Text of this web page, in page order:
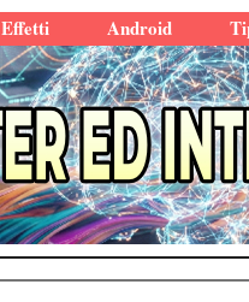
Effetti Android